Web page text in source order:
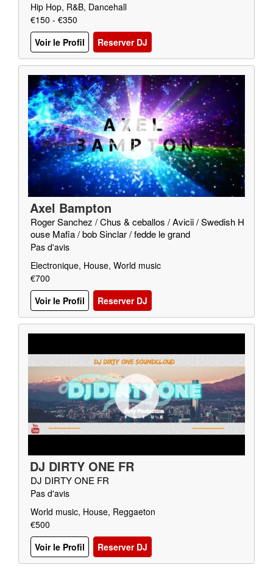
Hip Hop, R&B, Dancehall
€150 - €350
Voir le Profil
Reserver DJ
Axel Bampton
Roger Sanchez / Chus & ceballos / Avicii / Swedish H
ouse Mafia / bob Sinclar / fedde le grand
Pas d'avis
Electronique, House, World music
€700
Voir le Profil
Reserver DJ
DJ DIRTY ONE FR
DJ DIRTY ONE FR
Pas d'avis
World music, House, Reggaeton
€500
Voir le Profil
Reserver DJ